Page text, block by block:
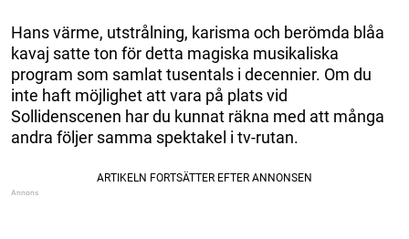
Hans värme, utstrålning, karisma och berömda blåa
kavaj satte ton för detta magiska musikaliska
program som samlat tusentals i decennier. Om du
inte haft möjlighet att vara på plats vid
Sollidenscenen har du kunnat räkna med att många
andra följer samma spektakel i tv-rutan.